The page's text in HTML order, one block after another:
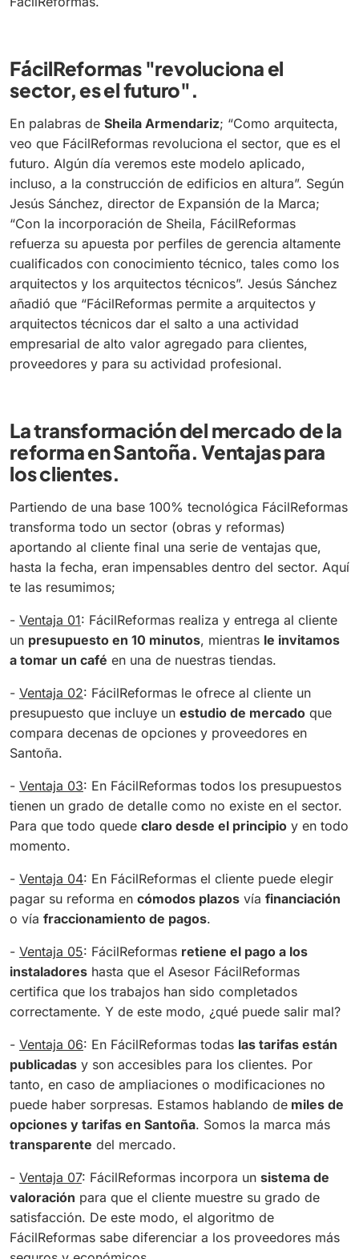
FácilReformas "revoluciona el
sector, es el futuro".
En palabras de Sheila Armendariz; “Como arquitecta,
veo que FácilReformas revoluciona el sector, que es el
futuro. Algún día veremos este modelo aplicado,
incluso, a la construcción de edificios en altura”. Según
Jesús Sánchez, director de Expansión de la Marca;
“Con la incorporación de Sheila, FácilReformas
refuerza su apuesta por perfiles de gerencia altamente
cualificados con conocimiento técnico, tales como los
arquitectos y los arquitectos técnicos”. Jesús Sánchez
añadió que “FácilReformas permite a arquitectos y
arquitectos técnicos dar el salto a una actividad
empresarial de alto valor agregado para clientes,
proveedores y para su actividad profesional.
La transformación del mercado de la
reforma en Santoña. Ventajas para
los clientes.
Partiendo de una base 100% tecnológica FácilReformas
transforma todo un sector (obras y reformas)
aportando al cliente final una serie de ventajas que,
hasta la fecha, eran impensables dentro del sector. Aquí
te las resumimos;
- Ventaja 01: FácilReformas realiza y entrega al cliente
un presupuesto en 10 minutos, mientras le invitamos
a tomar un café en una de nuestras tiendas.
- Ventaja 02: FácilReformas le ofrece al cliente un
presupuesto que incluye un estudio de mercado que
compara decenas de opciones y proveedores en
Santoña.
- Ventaja 03: En FácilReformas todos los presupuestos
tienen un grado de detalle como no existe en el sector.
Para que todo quede claro desde el principio y en todo
momento.
- Ventaja 04: En FácilReformas el cliente puede elegir
pagar su reforma en cómodos plazos vía financiación
o vía fraccionamiento de pagos.
- Ventaja 05: FácilReformas retiene el pago a los
instaladores hasta que el Asesor FácilReformas
certifica que los trabajos han sido completados
correctamente. Y de este modo, ¿qué puede salir mal?
- Ventaja 06: En FácilReformas todas las tarifas están
publicadas y son accesibles para los clientes. Por
tanto, en caso de ampliaciones o modificaciones no
puede haber sorpresas. Estamos hablando de miles de
opciones y tarifas en Santoña. Somos la marca más
transparente del mercado.
- Ventaja 07: FácilReformas incorpora un sistema de
valoración para que el cliente muestre su grado de
satisfacción. De este modo, el algoritmo de
FácilReformas sabe diferenciar a los proveedores más